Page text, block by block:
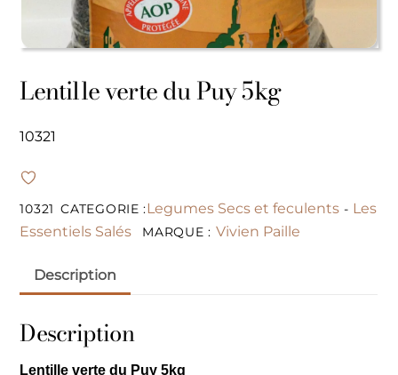
Lentille verte du Puy 5kg
10321
10321 CATEGORIE :Legumes Secs et feculents - Les
Essentiels Salés
MARQUE : Vivien Paille
Description
Description
Lentille verte du Puy 5kg